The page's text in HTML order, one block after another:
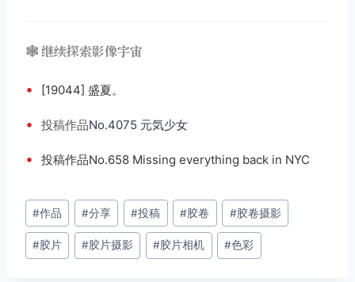
🕸️ 继续探索影像宇宙
• [19044] 盛夏。
• 投稿作品No.4075 元気少女
• 投稿作品No.658 Missing everything back in NYC
文
章
标
#作品 #分享 #投稿 #胶卷 #胶卷摄影
#胶片 #胶片摄影 #胶片相机 #色彩